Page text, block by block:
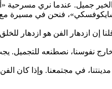
جميل. عندما نري مسرحية
في مجتمعنا. وإذا كان